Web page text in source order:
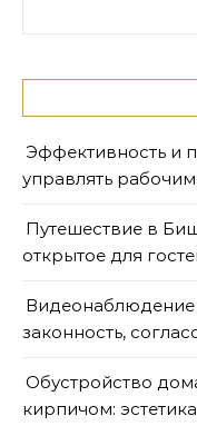
Эффективность и
управлять
Путешествие в
открытое для
законность,
Обустройство
кирпичом: